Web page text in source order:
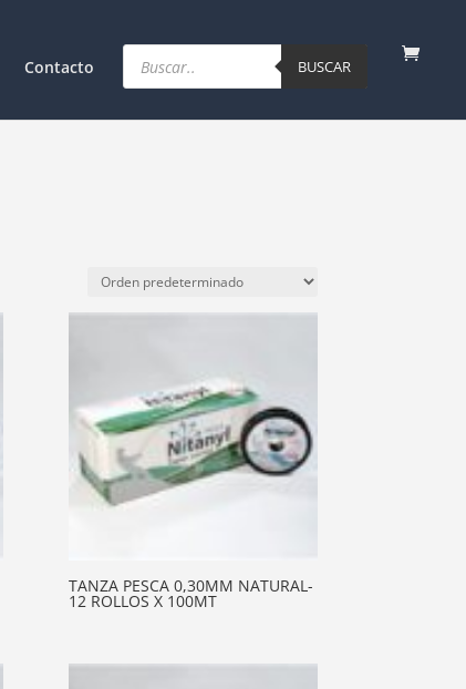
Contacto
Products
search BUSCAR
TANZA PESCA 0,30MM NATURAL-
12 ROLLOS X 100MT